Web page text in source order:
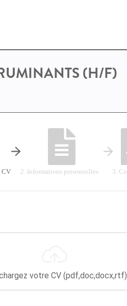
(H/F)
votre CV (pdf,doc,docx,rtf)